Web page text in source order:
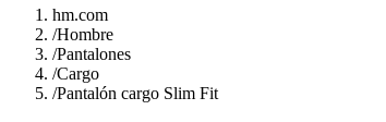
hm.com
/Hombre
/Pantalones
/Cargo
/Pantalón cargo Slim Fit